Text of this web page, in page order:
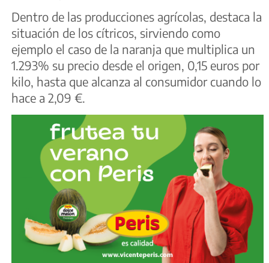
Dentro de las producciones agrícolas, destaca la
situación de los cítricos, sirviendo como
ejemplo el caso de la naranja que multiplica un
1.293% su precio desde el origen, 0,15 euros por
kilo, hasta que alcanza al consumidor cuando lo
hace a 2,09 €.